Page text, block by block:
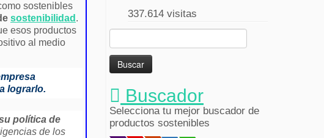
sostenibles
sostenibilidad .
esos productos
al medio
lograrlo.
política de
de los
337.614 visitas
Buscador
Selecciona tu mejor buscador de
productos sostenibles